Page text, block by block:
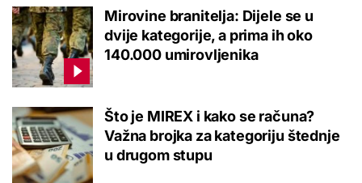
Mirovine branitelja: Dijele se u
dvije kategorije, a prima ih oko
140.000 umirovljenika
Što je MIREX i kako se računa?
Važna brojka za kategoriju štednje
u drugom stupu